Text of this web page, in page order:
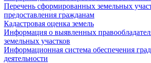
Перечень сформированных земельных
предоставления гражданам
Кадастровая оценка земель
Информация о выявленных
земельных участков
Информационная система обеспечения
деятельности